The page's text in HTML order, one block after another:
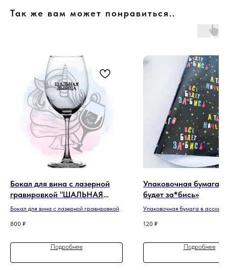
Так же вам может понравиться..
Бокал для вина с лазерной
гравировкой "ШАЛЬНАЯ
ЛЬВИЦА"
Бокал для вина с лазерной гравировкой
800 ₽
Подробнее
Упаковочная бумага
будет за*бись»
Упаковочная бумага в
120 ₽
Подробнее